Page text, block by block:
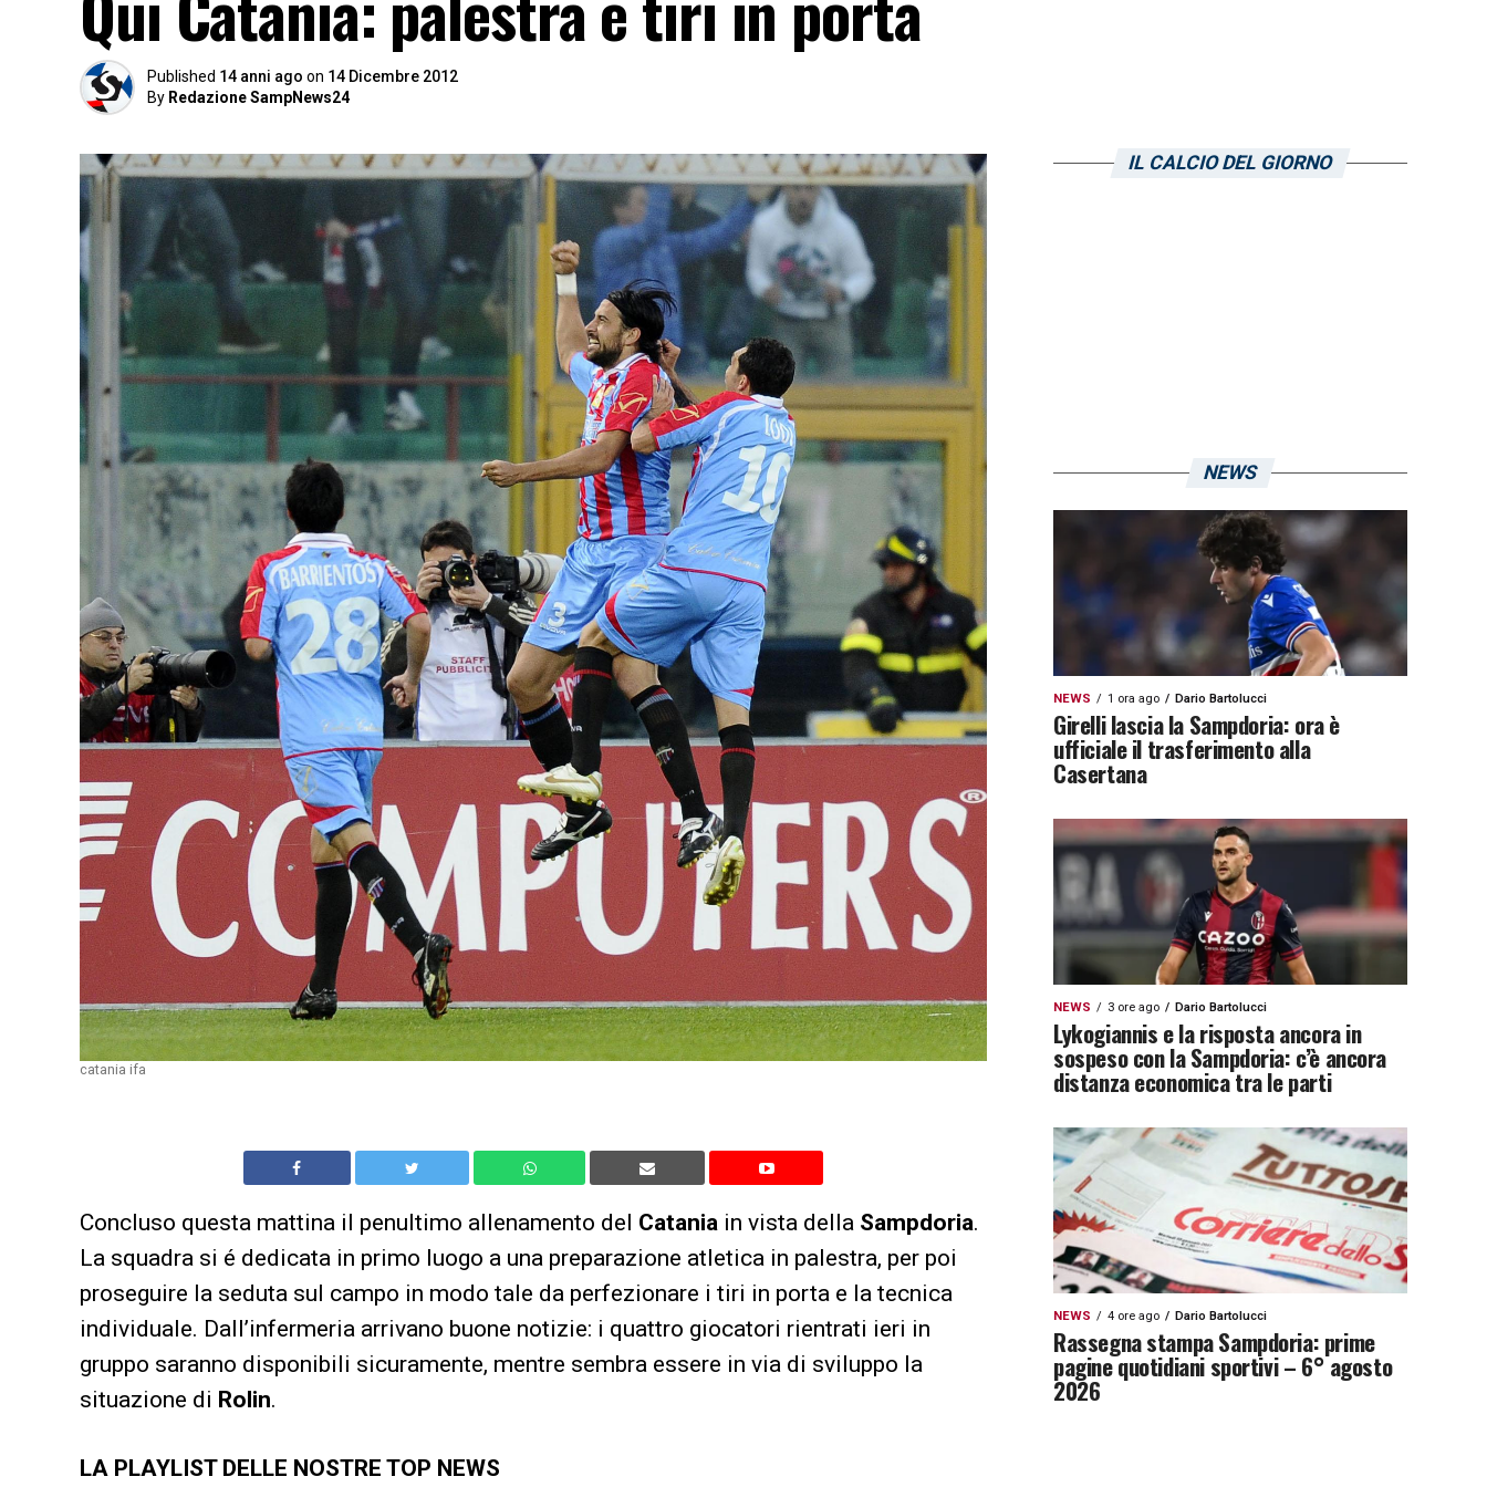
Published 14 anni ago on 14 Dicembre 2012
By Redazione SampNews24
catania ifa
Concluso questa mattina il penultimo allenamento del Catania in vista della Sampdoria.
La squadra si é dedicata in primo luogo a una preparazione atletica in palestra, per poi
proseguire la seduta sul campo in modo tale da perfezionare i tiri in porta e la tecnica
individuale. Dall’infermeria arrivano buone notizie: i quattro giocatori rientrati ieri in
gruppo saranno disponibili sicuramente, mentre sembra essere in via di sviluppo la
situazione di Rolin.
LA PLAYLIST DELLE NOSTRE TOP NEWS
IL CALCIO DEL GIORNO
NEWS
NEWS 1 ora ago Dario Bartolucci
Girelli lascia la Sampdoria: ora è
ufficiale il trasferimento alla
Casertana
NEWS 3 ore ago Dario Bartolucci
Lykogiannis e la risposta ancora in
sospeso con la Sampdoria: c’è ancora
distanza economica tra le parti
NEWS 4 ore ago Dario Bartolucci
Rassegna stampa Sampdoria: prime
pagine quotidiani sportivi – 6° agosto
2026